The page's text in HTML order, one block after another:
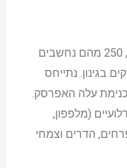
יש כ-4,000 מינים ידועים של כנימות, 250 מהם נחשבים
בגינון. נתייחס
עלה האפרסק.
(מלפפון,
הדרים וצמחי